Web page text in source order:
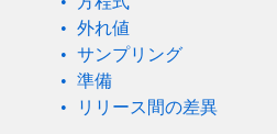
外れ値
サンプリング
準備
リリース間の差異